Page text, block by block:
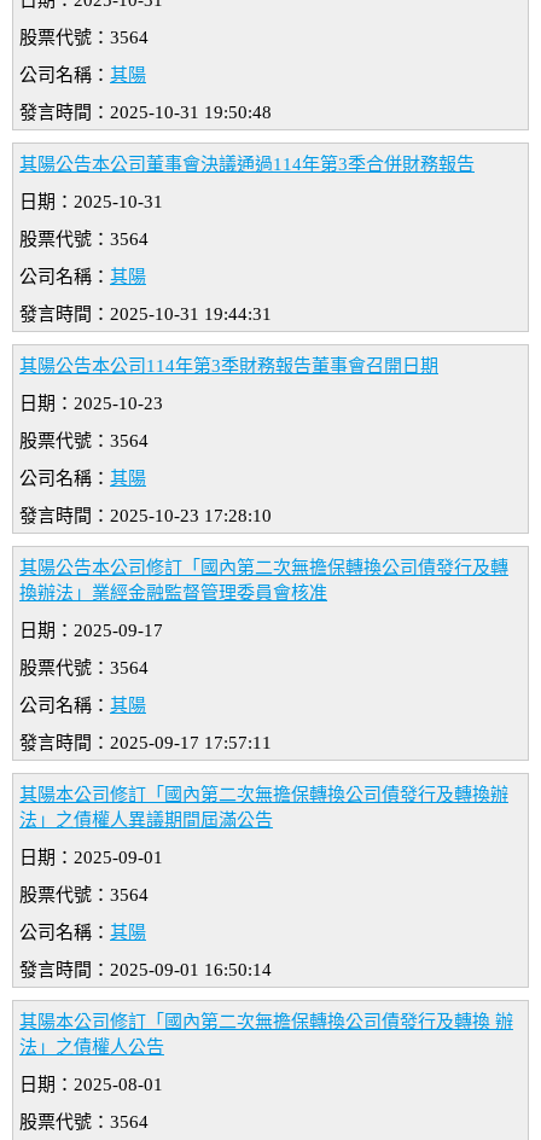
股票代號：3564
公司名稱： 其陽
發言時間：2025-10-31 19:50:48
其陽公告本公司董事會決議通過114年第3季合併財務報告
日期：2025-10-31
股票代號：3564
公司名稱： 其陽
發言時間：2025-10-31 19:44:31
其陽公告本公司114年第3季財務報告董事會召開日期
日期：2025-10-23
股票代號：3564
公司名稱： 其陽
發言時間：2025-10-23 17:28:10
其陽公告本公司修訂「國內第二次無擔保轉換公司債發行及轉
換辦法」業經金融監督管理委員會核准
日期：2025-09-17
股票代號：3564
公司名稱： 其陽
發言時間：2025-09-17 17:57:11
其陽本公司修訂「國內第二次無擔保轉換公司債發行及轉換辦
法」之債權人異議期間屆滿公告
日期：2025-09-01
股票代號：3564
公司名稱： 其陽
發言時間：2025-09-01 16:50:14
其陽本公司修訂「國內第二次無擔保轉換公司債發行及轉換 辦
法」之債權人公告
日期：2025-08-01
股票代號：3564